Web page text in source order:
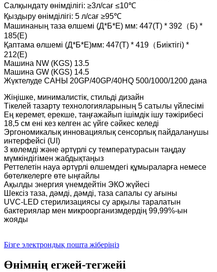
Салқындату өнімділігі: ≥3л/сағ ≤10℃
Қыздыру өнімділігі: 5 л/сағ ≥95℃
Машинаның таза өлшемі (Д*Б*Е) мм: 447(Т) * 392（Б) *
185(Е)
Қаптама өлшемі (Д*Б*Е)мм: 447(Т) * 419（Биіктігі) *
212(Е)
Машина NW (KGS) 13.5
Машина GW (KGS) 14.5
Жүктелуде САНЫ 20GP/40GP/40HQ 500/1000/1200 дана
Жіңішке, минималистік, стильді дизайн
Тікелей тазарту технологияларының 5 сатылы үйлесімі
Ең керемет, ерекше, таңғажайып ішімдік ішу тәжірибесі
18,5 см ені кез келген ас үйге сәйкес келеді
Эргономикалық инновациялық сенсорлық пайдаланушы
интерфейсі (UI)
3 көлемді және әртүрлі су температурасын таңдау
мүмкіндігімен жабдықтаңыз
Реттелетін науа әртүрлі өлшемдегі құмыраларға немесе
бөтелкелерге өте ыңғайлы
Ақылды энергия үнемдейтін ЭКО жүйесі
Шексіз таза, дәмді, дәмді, таза сапалы су ағыны
UVC-LED стерилизациясы су арқылы таралатын
бактериялар мен микроорганизмдердің 99,99%-ын
жояды
Бізге электрондық пошта жіберіңіз
Өнімнің егжей-тегжейі